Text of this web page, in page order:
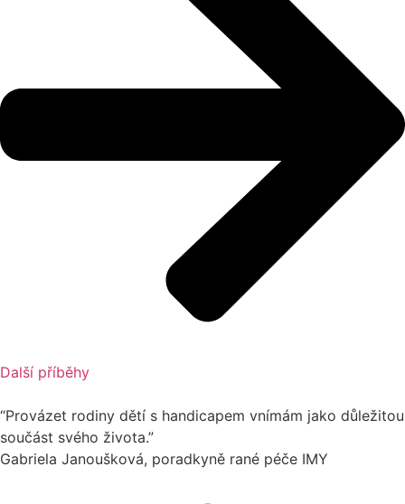
Další příběhy
“Provázet rodiny dětí s handicapem vnímám jako důležitou
součást svého života.”
Gabriela Janoušková, poradkyně rané péče IMY